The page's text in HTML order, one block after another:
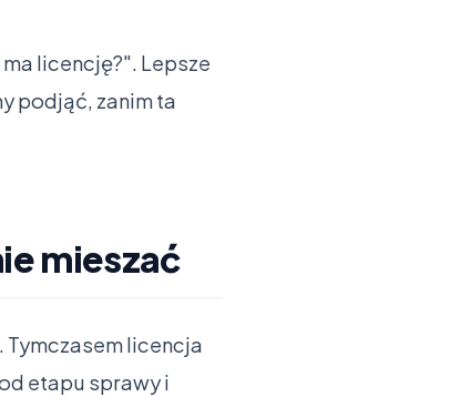
licencję?". Lepsze
podjąć, zanim ta
mieszać
licencja
etapu sprawy i